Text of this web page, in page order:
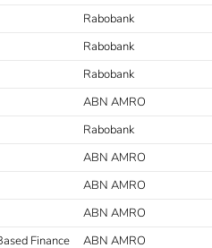
Rabobank
Rabobank
Rabobank
ABN AMRO
Rabobank
ABN AMRO
ABN AMRO
ABN AMRO
Finance
ABN AMRO